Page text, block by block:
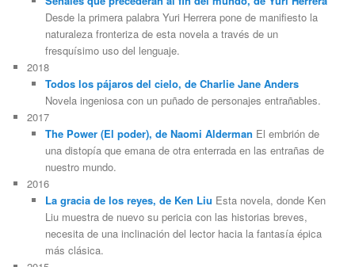
Desde la primera palabra Yuri Herrera pone de manifiesto la
naturaleza fronteriza de esta novela a través de un
fresquísimo uso del lenguaje.
2018
Todos los pájaros del cielo, de Charlie Jane Anders
Novela ingeniosa con un puñado de personajes entrañables.
2017
The Power (El poder), de Naomi Alderman El embrión de
una distopía que emana de otra enterrada en las entrañas de
nuestro mundo.
2016
La gracia de los reyes, de Ken Liu Esta novela, donde Ken
Liu muestra de nuevo su pericia con las historias breves,
necesita de una inclinación del lector hacia la fantasía épica
más clásica.